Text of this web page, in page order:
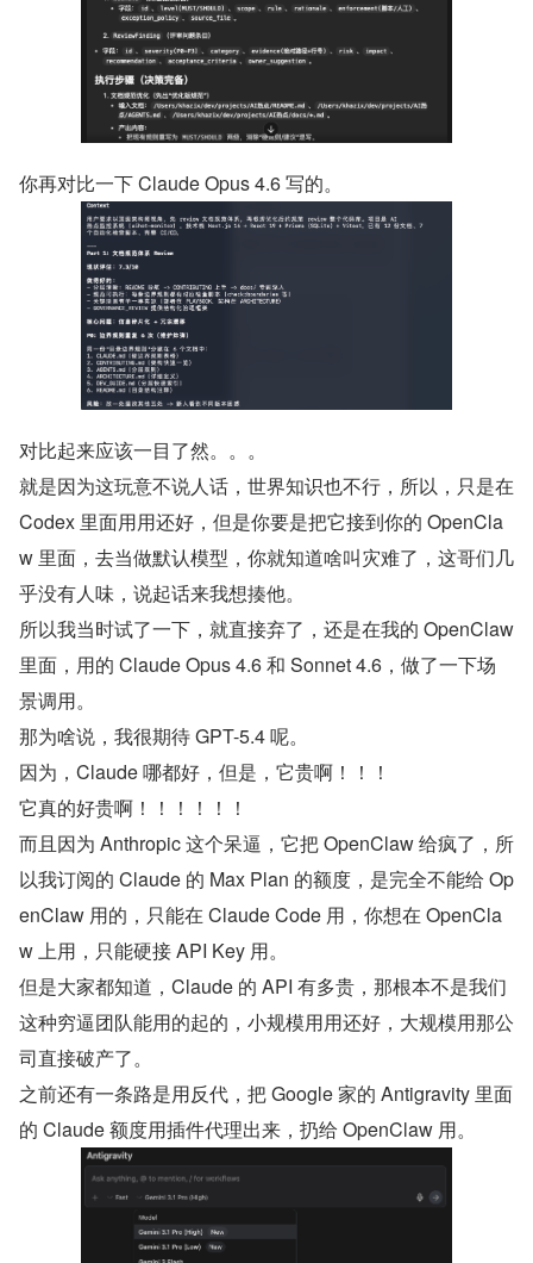
你再对比一下 Claude Opus 4.6 写的。
对比起来应该一目了然。。。
就是因为这玩意不说人话，世界知识也不行，所以，只是在
Codex 里面用用还好，但是你要是把它接到你的 OpenCla
w 里面，去当做默认模型，你就知道啥叫灾难了，这哥们几
乎没有人味，说起话来我想揍他。
所以我当时试了一下，就直接弃了，还是在我的 OpenClaw
里面，用的 Claude Opus 4.6 和 Sonnet 4.6，做了一下场
景调用。
那为啥说，我很期待 GPT-5.4 呢。
因为，Claude 哪都好，但是，它贵啊！！！
它真的好贵啊！！！！！！
而且因为 Anthropic 这个呆逼，它把 OpenClaw 给疯了，所
以我订阅的 Claude 的 Max Plan 的额度，是完全不能给 Op
enClaw 用的，只能在 Claude Code 用，你想在 OpenCla
w 上用，只能硬接 API Key 用。
但是大家都知道，Claude 的 API 有多贵，那根本不是我们
这种穷逼团队能用的起的，小规模用用还好，大规模用那公
司直接破产了。
之前还有一条路是用反代，把 Google 家的 Antigravity 里面
的 Claude 额度用插件代理出来，扔给 OpenClaw 用。